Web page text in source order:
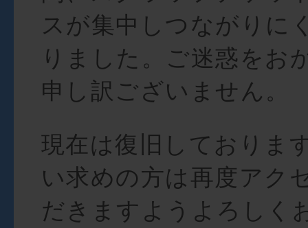
スが集中しつながりに
りました。ご迷惑をお
申し訳ございません。
現在は復旧しておりま
い求めの方は再度アク
だきますようよろしく